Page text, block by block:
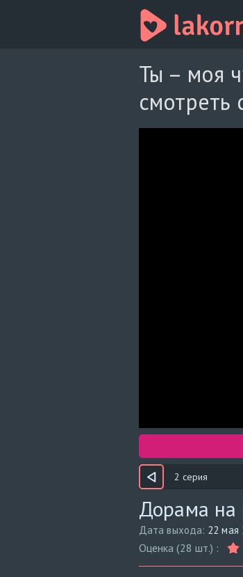
Ты – моя
смотреть
2 серия
Дорама на
Дата выхода: 22 мая
Оценка (28 шт.) :